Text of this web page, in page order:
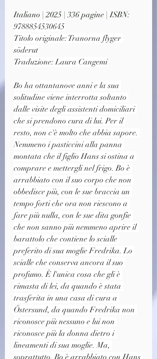
Italiano | 2025 | 336 pagine | ISBN:
9788854530645
Titolo originale: Tranorna flyger
söderut
Traduzione: Laura Cangemi
Bo ha ottantanove anni e la sua
solitudine viene interrotta soltanto
dalle visite degli assistenti domiciliari
che si prendono cura di lui. Per il
resto, non c'è molto che abbia sapore.
Nemmeno i pasticcini alla panna
montata che il figlio Hans si ostina a
comprare e mettergli nel frigo. Bo è
arrabbiato con il suo corpo che non
obbedisce più, con le sue braccia un
tempo forti che ora non riescono a
fare più nulla, con le sue dita gonfie
che non sanno più nemmeno aprire il
barattolo che contiene lo scialle
preferito di sua moglie Fredrika. Lo
scialle che conserva ancora il suo
profumo. È l'unica cosa che gli è
rimasta di lei, da quando è stata
trasferita in una casa di cura a
Östersund, da quando Fredrika non
riconosce più nessuno e lui non
riconosce più la donna dietro i
lineamenti di sua moglie. Ma,